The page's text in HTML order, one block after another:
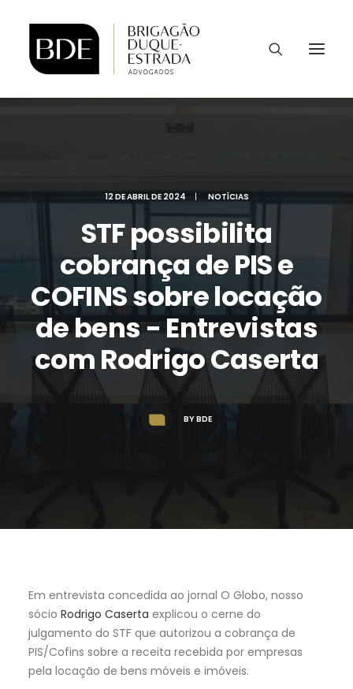
CONTATO
12 DE ABRIL DE 2024 | NOTÍCIAS
STF possibilita
cobrança de PIS e
COFINS sobre locação
de bens - Entrevistas
com Rodrigo Caserta
BYBDE
Em entrevista concedida ao jornal O Globo, nosso
sócio Rodrigo Caserta explicou o cerne do
julgamento do STF que autorizou a cobrança de
PIS/Cofins sobre a receita recebida por empresas
pela locação de bens móveis e imóveis.